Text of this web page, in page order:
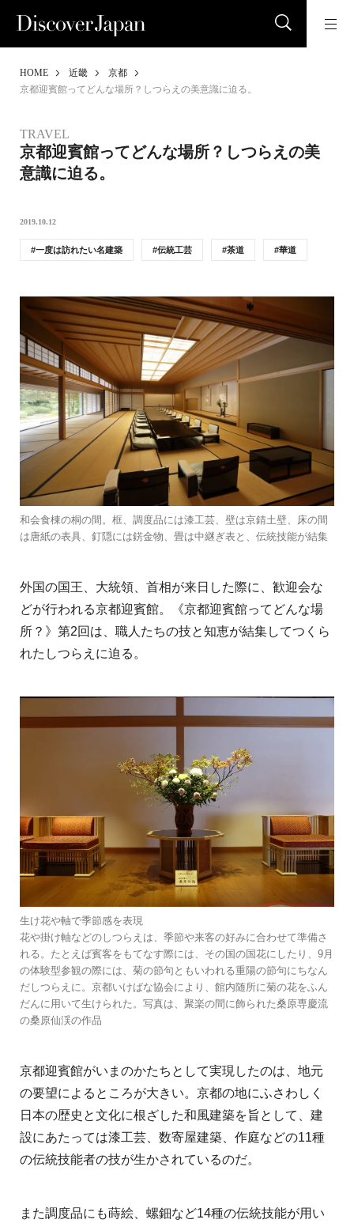
HOME 近畿
京都
京都迎賓館ってどんな場所？しつらえの美意識に迫る。
TRAVEL
京都迎賓館ってどんな場所？しつらえの美
意識に迫る。
2019.10.12
一度は訪れたい名建築 伝統工芸 茶道 華道
和会食棟の桐の間。框、調度品には漆工芸、壁は京錆土壁、床の間
は唐紙の表具、釘隠には錺金物、畳は中継ぎ表と、伝統技能が結集
外国の国王、大統領、首相が来日した際に、歓迎会な
どが行われる京都迎賓館。《京都迎賓館ってどんな場
所？》第2回は、職人たちの技と知恵が結集してつくら
れたしつらえに迫る。
生け花や軸で季節感を表現
花や掛け軸などのしつらえは、季節や来客の好みに合わせて準備さ
れる。たとえば賓客をもてなす際には、その国の国花にしたり、9月
の体験型参観の際には、菊の節句ともいわれる重陽の節句にちなん
だしつらえに。京都いけばな協会により、館内随所に菊の花をふん
だんに用いて生けられた。写真は、聚楽の間に飾られた桑原専慶流
の桑原仙渓の作品
京都迎賓館がいまのかたちとして実現したのは、地元
の要望によるところが大きい。京都の地にふさわしく
日本の歴史と文化に根ざした和風建築を旨として、建
設にあたっては漆工芸、数寄屋建築、作庭などの11種
の伝統技能者の技が生かされているのだ。
また調度品にも蒔絵、螺鈿など14種の伝統技能が用い